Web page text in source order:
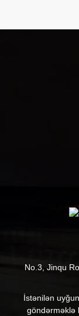
No.3, Jinqu
İstənilən
göndərməklə